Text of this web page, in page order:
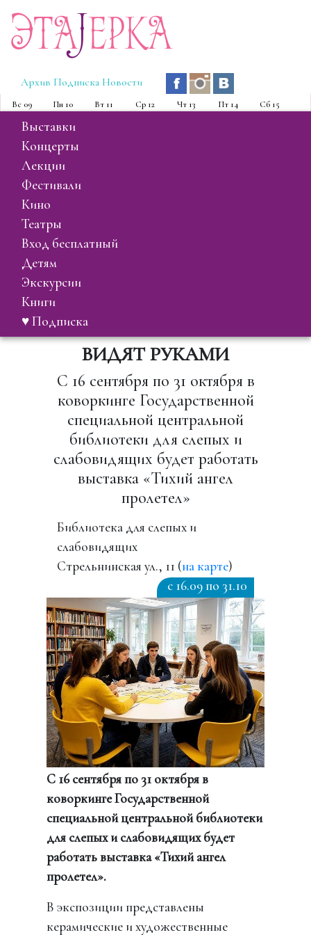
ЭтаJерка
Архив Подписка Новости
Вс 09 Пн 10 Вт 11 Ср 12 Чт 13 Пт 14 Сб 15
выставки
концерты
лекции
фестивали
кино
театры
вход бесплатный
детям
экскурсии
книги
♥ Подписка
ВИДЯТ РУКАМИ
С 16 сентября по 31 октября в
коворкинге Государственной
специальной центральной
библиотеки для слепых и
слабовидящих будет работать
выставка «Тихий ангел
пролетел»
Библиотека для слепых и
слабовидящих
Стрельнинская ул., 11 (на карте)
c 16.09 по 31.10
С 16 сентября по 31 октября в
коворкинге Государственной
специальной центральной библиотеки
для слепых и слабовидящих будет
работать выставка «Тихий ангел
пролетел».
В экспозиции представлены
керамические и художественные